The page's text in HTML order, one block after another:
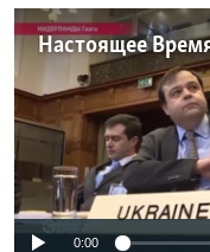
Настоящее
No media
0:00